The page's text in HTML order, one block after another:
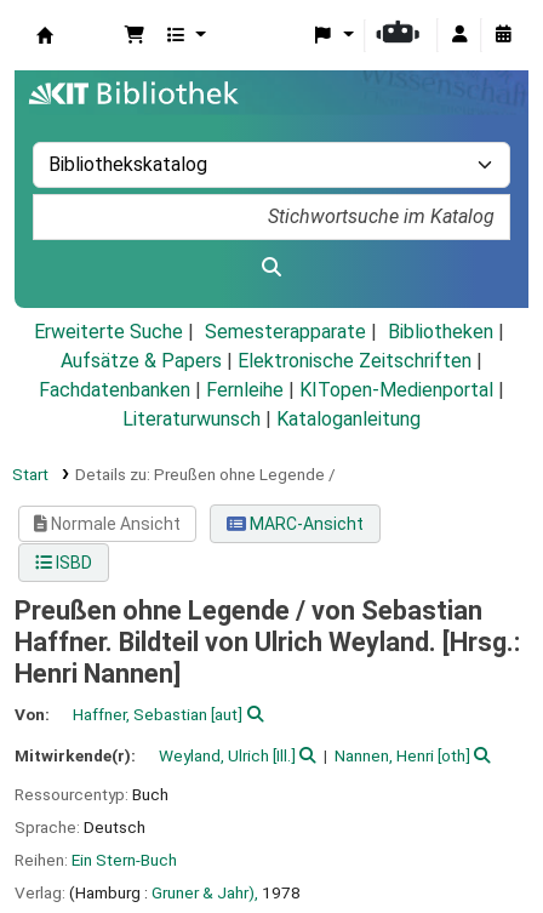
Erweiterte Suche Semesterapparate
Bibliotheken
Aufsätze & Papers
Elektronische Zeitschriften
Fachdatenbanken
Fernleihe KITopen-Medienportal
Literaturwunsch
Kataloganleitung
Start Details zu: Preußen ohne Legende /
Normale Ansicht
MARC-Ansicht
ISBD
Preußen ohne Legende / von Sebastian
Haffner. Bildteil von Ulrich Weyland. [Hrsg.:
Henri Nannen]
Von: Haffner, Sebastian [aut]
Mitwirkende(r): Weyland, Ulrich [Ill.] Nannen, Henri[oth]
Ressourcentyp: Buch
Sprache: Deutsch
Reihen: Ein Stern-Buch
Verlag: (Hamburg : Gruner & Jahr), 1978